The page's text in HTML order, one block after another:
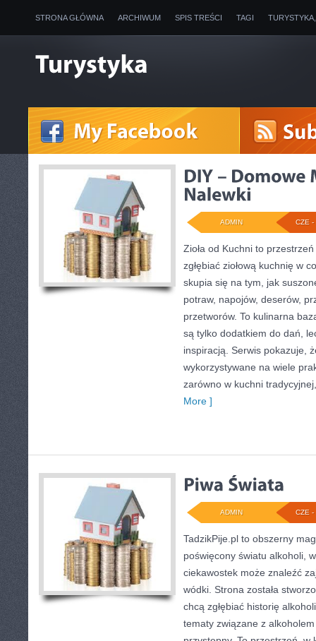
STRONA GŁÓWNA ARCHIWUM SPIS TREŚCI TAGI
CZE -
ADMIN
Zioła od Kuchni to
zgłębiać ziołową kuchnię w
skupia się na tym, jak
potraw, napojów, deserów,
przetworów. To kulinarna
są tylko dodatkiem do dań,
inspiracją. Serwis pokazuje,
wykorzystywane na wiele
zarówno w kuchni
More ]
CZE -
ADMIN
TadzikPije.pl to obszerny
poświęcony światu alkoholi,
ciekawostek może znaleźć
wódki. Strona została
chcą zgłębiać historię
tematy związane z